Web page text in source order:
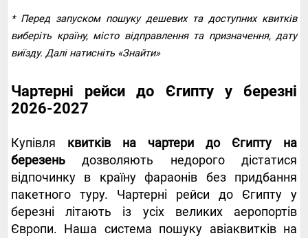
* Перед запуском пошуку дешевих та доступних квитків
виберіть країну, місто відправлення та призначення, дату
виїзду. Далі натисніть «Знайти»
Чартерні рейси до Єгипту у березні
2026-2027
Купівля квитків на чартери до Єгипту на
березень дозволяють недорого дістатися
відпочинку в країну фараонів без придбання
пакетного туру. Чартерні рейси до Єгипту у
березні літають із усіх великих аеропортів
Європи. Наша система пошуку авіаквитків на